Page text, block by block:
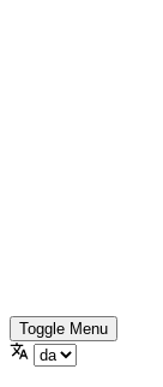
Toggle Menu